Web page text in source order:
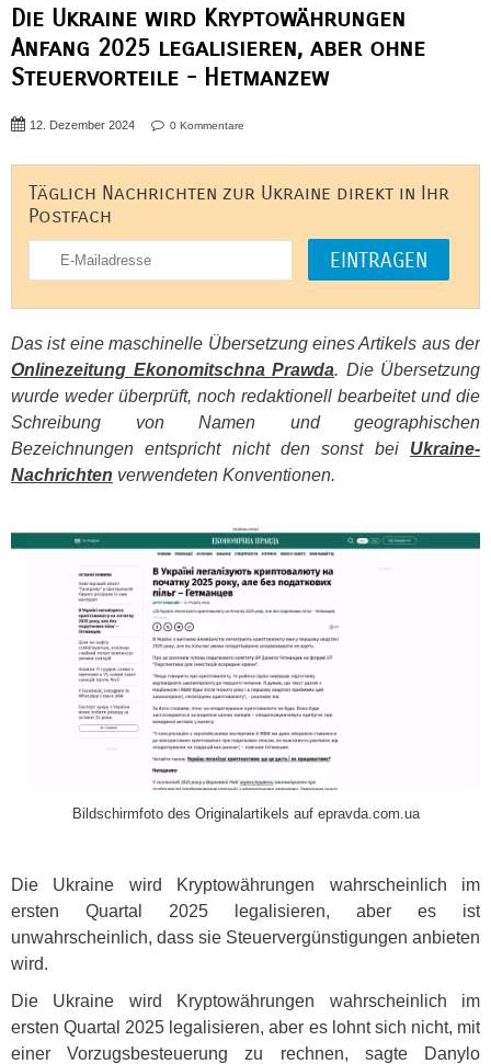
Die Ukraine wird Kryptowährungen
Anfang 2025 legalisieren, aber ohne
Steuervorteile - Hetmanzew
12. Dezember 2024 0 Kommentare
Täglich Nachrichten zur Ukraine direkt in Ihr
Postfach
Das ist eine maschinelle Übersetzung eines Artikels aus der
Onlinezeitung Ekonomitschna Prawda. Die Übersetzung
wurde weder überprüft, noch redaktionell bearbeitet und die
Schreibung von Namen und geographischen
Bezeichnungen entspricht nicht den sonst bei Ukraine-
Nachrichten verwendeten Konventionen.
Bildschirmfoto des Originalartikels auf epravda.com.ua
Die Ukraine wird Kryptowährungen wahrscheinlich im
ersten Quartal 2025 legalisieren, aber es ist
unwahrscheinlich, dass sie Steuervergünstigungen anbieten
wird.
Die Ukraine wird Kryptowährungen wahrscheinlich im
ersten Quartal 2025 legalisieren, aber es lohnt sich nicht, mit
einer Vorzugsbesteuerung zu rechnen, sagte Danylo